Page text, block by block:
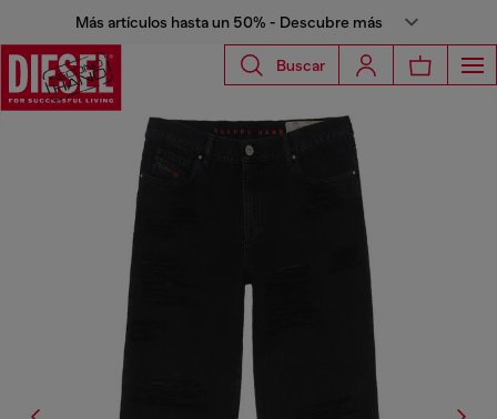
Más artículos hasta un 50% - Descubre más
Buscar